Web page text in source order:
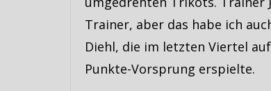
Trainer, aber das habe ich
Diehl, die im letzten Viertel
Punkte-Vorsprung erspielte.